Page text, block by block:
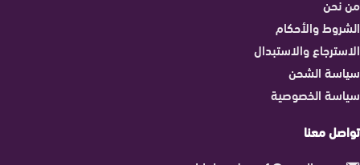
من نحن
الشروط والأحكام
الاسترجاع والاستبدال
سياسة الشحن
سياسة الخصوصية
تواصل معنا